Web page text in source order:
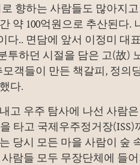
향하는 사람들도 많아지
약 100억원으로 추산된다.
다.. 면담에 앞서 이정미 대
투하던 시절을 담은 고(故)
모객들이 만든 책갈피, 정의
다.
고 우주 탐사에 나선 사람
타고 국제우주정거장
당시 모든 마을 사람이 숲
람들 모두 무장단체에 들